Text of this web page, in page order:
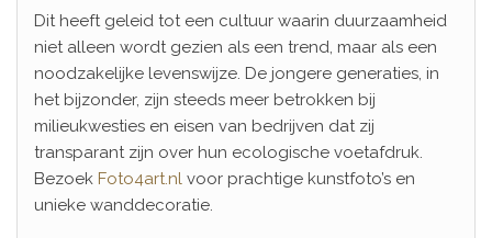
Dit heeft geleid tot een cultuur waarin duurzaamheid
niet alleen wordt gezien als een trend, maar als een
noodzakelijke levenswijze. De jongere generaties, in
het bijzonder, zijn steeds meer betrokken bij
milieukwesties en eisen van bedrijven dat zij
transparant zijn over hun ecologische voetafdruk.
Bezoek Foto4art.nl voor prachtige kunstfoto’s en
unieke wanddecoratie.